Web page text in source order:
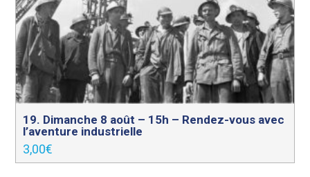
19. Dimanche 8 août – 15h – Rendez-vous avec
l’aventure industrielle
3,00€